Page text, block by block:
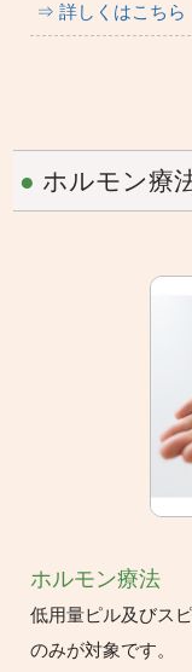
⇒ 詳しくはこちら
● ホルモン療
ホルモン療法
低用量ピル及びス
のみが対象です。